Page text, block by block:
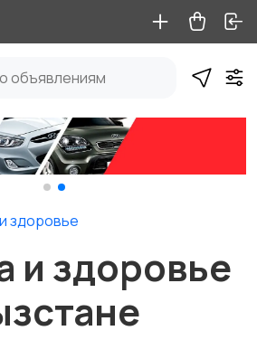
здоровье
и здоровье